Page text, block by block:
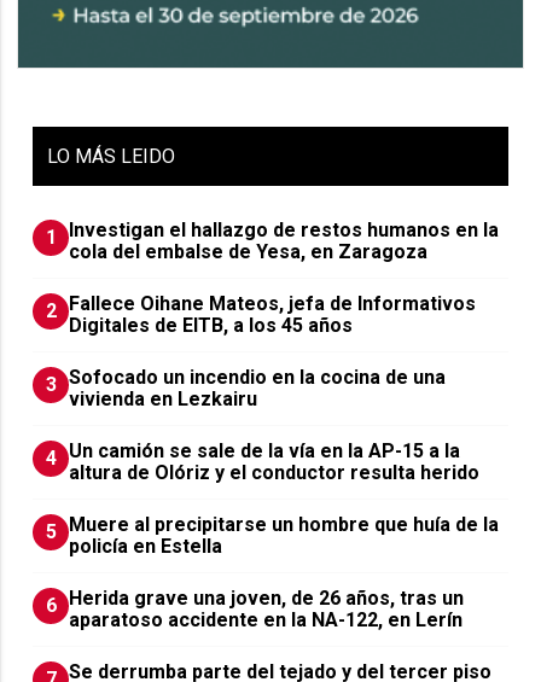
LO MÁS LEIDO
1
Investigan el hallazgo de restos humanos en la
cola del embalse de Yesa, en Zaragoza
2
Fallece Oihane Mateos, jefa de Informativos
Digitales de EITB, a los 45 años
3 Sofocado un incendio en la cocina de una
vivienda en Lezkairu
4 Un camión se sale de la vía en la AP-15 a la
altura de Olóriz y el conductor resulta herido
5
Muere al precipitarse un hombre que huía de la
policía en Estella
6
Herida grave una joven, de 26 años, tras un
aparatoso accidente en la NA-122, en Lerín
Se derrumba parte del tejado y del tercer piso